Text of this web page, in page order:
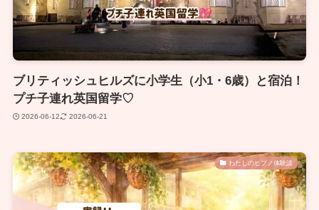
ブリティッシュヒルズに小学生（小1・6歳）と宿泊！
プチ子連れ英国留学♡
2026-06-12 2026-06-21
わたしのヒプノ体験談